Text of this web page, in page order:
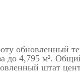
обновленный
до 4,795 м².
штат